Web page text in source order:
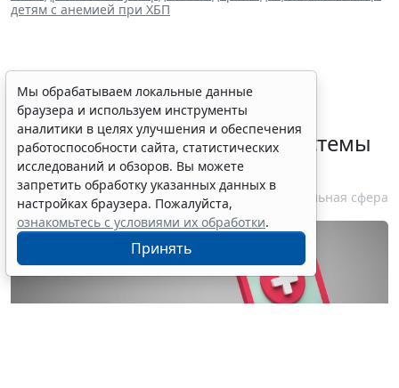
детям с анемией при ХБП
Определены особенности
включения частных
медорганизаций в реестр системы
ОМС
7 августа 2026 13:19 Социальная сфера
Мы обрабатываем локальные данные
браузера и используем инструменты
аналитики в целях улучшения и обеспечения
работоспособности сайта, статистических
исследований и обзоров. Вы можете
запретить обработку указанных данных в
настройках браузера. Пожалуйста,
ознакомьтесь с условиями их обработки.
Принять